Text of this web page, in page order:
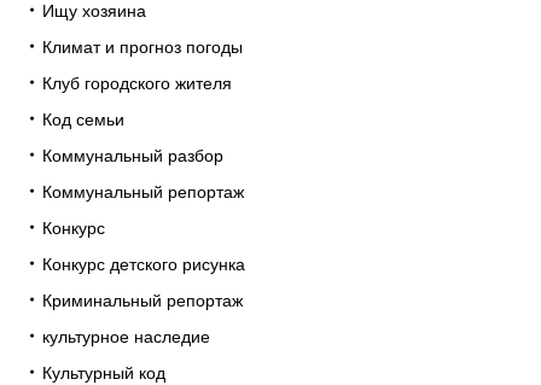
Ищу хозяина
Климат и прогноз погоды
Клуб городского жителя
Код семьи
Коммунальный разбор
Коммунальный репортаж
Конкурс
Конкурс детского рисунка
Криминальный репортаж
культурное наследие
Культурный код